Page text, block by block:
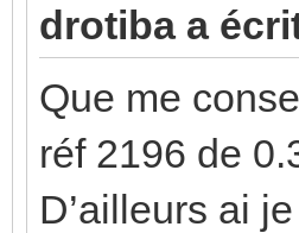
drotiba a
Que me
réf 2196 de
D’ailleurs ai